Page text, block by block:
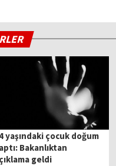
yaşındaki çocuk doğum
Bakanlıktan
geldi